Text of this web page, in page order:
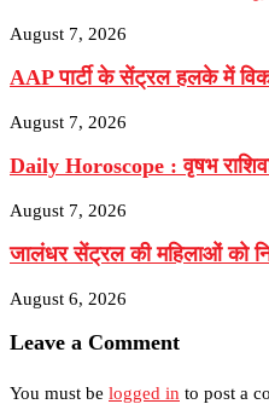
August 7, 2026
AAP पार्टी के सेंट्रल हलके में
August 7, 2026
Daily Horoscope : वृषभ
August 7, 2026
जालंधर सेंट्रल की महिलाओं को
August 6, 2026
Leave a Comment
You must be logged in to post a